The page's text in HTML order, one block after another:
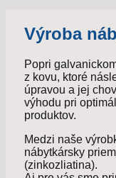
GALVANICKÉ
POKOVOVANIE
LEŠTENIE
PIESKOVANIE
OMIEĽANIE
TECHNOLÓGIE
CHRÓMOVANIE
MEDENIE
ZLATENIE
CÍNOVANIE
Výroba
Popri
z kovu, ktoré
úpravou a jej
výhodu pri
produktov.
Medzi naše
nábytkársky
(zinkozliatina).